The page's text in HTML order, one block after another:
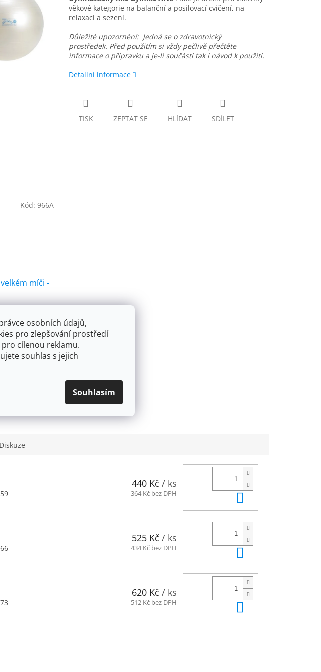
osobních údajů,
pro zlepšování prostředí
cílenou reklamu.
souhlas s jejich
Souhlasím
věkové kategorie na balanční a posilovací cvičení, na
relaxaci a sezení.
Důležité upozornění: Jedná se o zdravotnický
prostředek. Před použitím si vždy pečlivě přečtěte
informace o přípravku a je-li součástí tak i návod k použití.
Detailní informace
TISK ZEPTAT SE HLÍDAT SDÍLET
míči -
Kód: 966A
Diskuze
440 Kč / ks
364 Kč bez DPH
525 Kč / ks
434 Kč bez DPH Do košíku
620 Kč / ks
512 Kč bez DPH